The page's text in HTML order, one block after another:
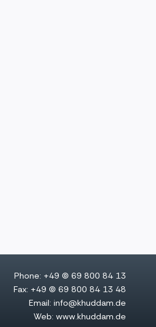
Phone: +49 (0) 69 800 84 13
Fax: +49 (0) 69 800 84 13 48
Email: info@khuddam.de
Web: www.khuddam.de